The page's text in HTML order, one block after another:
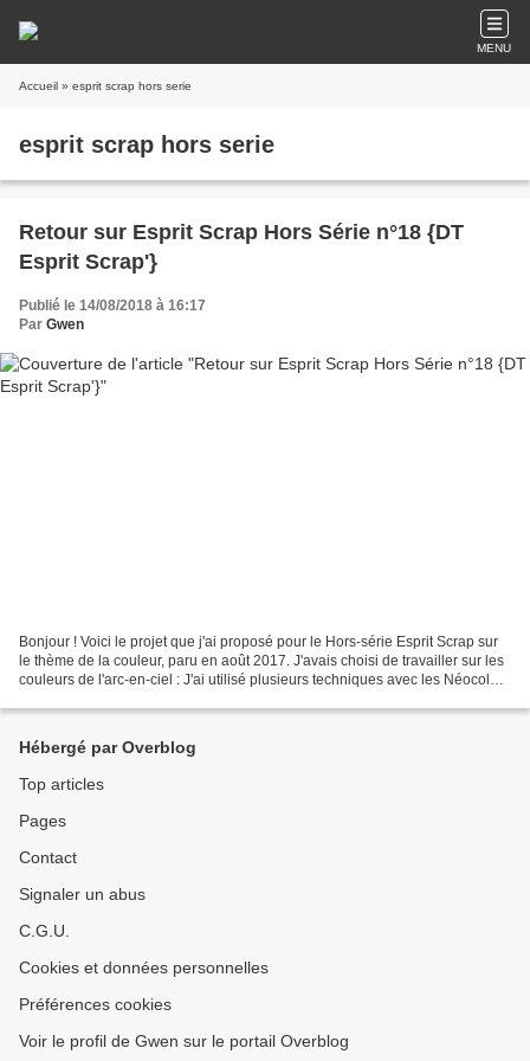
MENU
Accueil » esprit scrap hors serie
esprit scrap hors serie
Retour sur Esprit Scrap Hors Série n°18 {DT
Esprit Scrap'}
Publié le 14/08/2018 à 16:17
Par Gwen
Bonjour ! Voici le projet que j'ai proposé pour le Hors-série Esprit Scrap sur
le thème de la couleur, paru en août 2017. J'avais choisi de travailler sur les
couleurs de l'arc-en-ciel : J'ai utilisé plusieurs techniques avec les Néocolor
Hébergé par Overblog
Top articles
Pages
Contact
Signaler un abus
C.G.U.
Cookies et données personnelles
Préférences cookies
Voir le profil de Gwen sur le portail Overblog